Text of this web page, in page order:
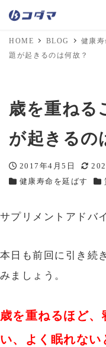
HOME BLOG 健康寿
題が起きるのは何故？
歳を重ねる
が起きるの
2017年4月5日
健康寿命を延ばす
サプリメントアドバ
本日も前回に引き続
みましょう。
歳を重ねるほど、
い、よく眠れない